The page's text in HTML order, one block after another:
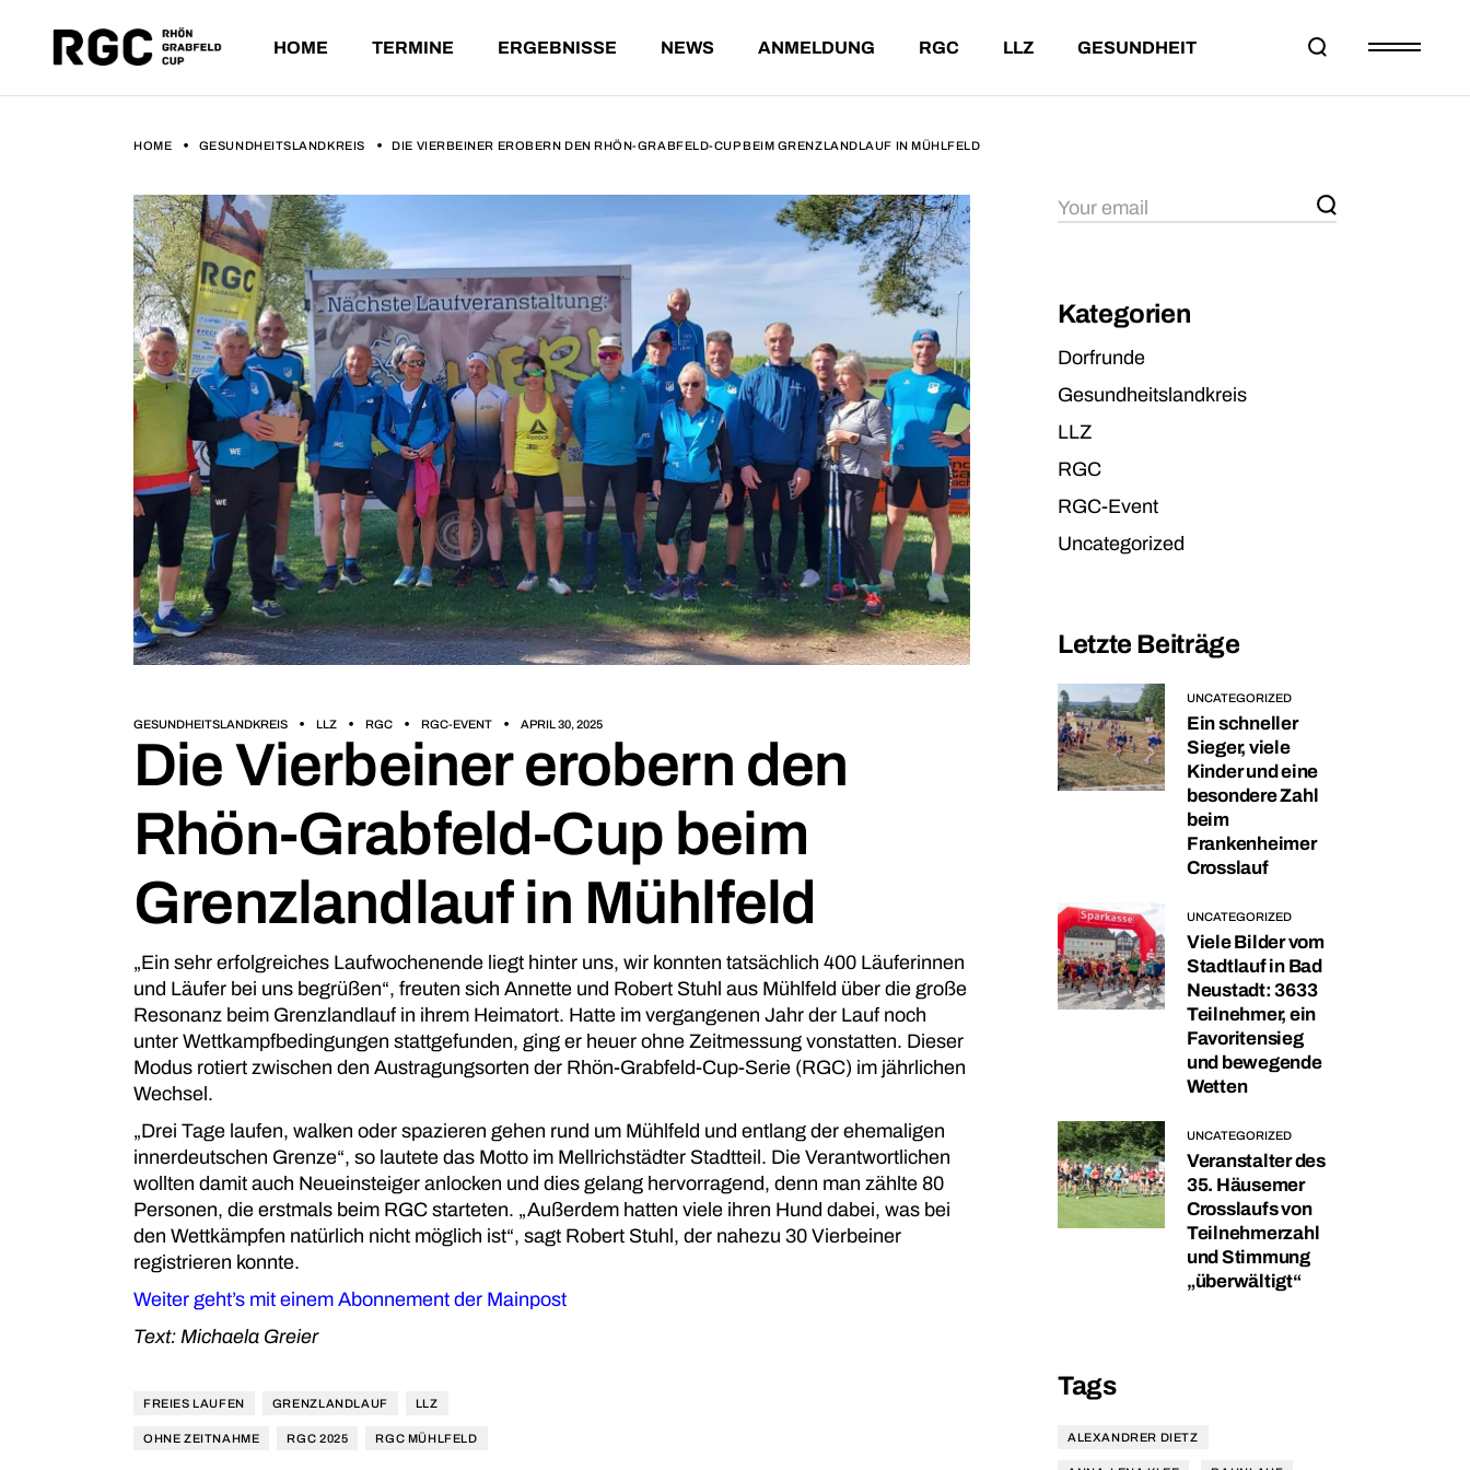
HOME TERMINE
ANSTEHENDE LÄUFE
ERGEBNISSE
ERGEBNISSE AKTUELL
NEWS ANMELDUNG
T-SHIRT-WERTUNG
RGC
TEILNAHMEBED.
ALTERSKLASSEN
LLZ
KONTAKT
GESUNDHEIT
ANSTEHENDE LÄUFEERGEBNISSE AKTUELL T-SHIRT-WERTUNG TEILNAHMEBED.DAS LLZ PROJEKT DORFRUNDE
HOME GESUNDHEITSLANDKREIS DIE VIERBEINER EROBERN DEN RHÖN-GRABFELD-CUP BEIM GRENZLANDLAUF IN MÜHLFELD
GESUNDHEITSLANDKREIS LLZ RGC RGC-EVENT APRIL 30, 2025
Die Vierbeiner erobern den
Rhön-Grabfeld-Cup beim
Grenzlandlauf in Mühlfeld
„Ein sehr erfolgreiches Laufwochenende liegt hinter uns, wir konnten tatsächlich 400 Läuferinnen
und Läufer bei uns begrüßen“, freuten sich Annette und Robert Stuhl aus Mühlfeld über die große
Resonanz beim Grenzlandlauf in ihrem Heimatort. Hatte im vergangenen Jahr der Lauf noch
unter Wettkampfbedingungen stattgefunden, ging er heuer ohne Zeitmessung vonstatten. Dieser
Modus rotiert zwischen den Austragungsorten der Rhön-Grabfeld-Cup-Serie (RGC) im jährlichen
Wechsel.
„Drei Tage laufen, walken oder spazieren gehen rund um Mühlfeld und entlang der ehemaligen
innerdeutschen Grenze“, so lautete das Motto im Mellrichstädter Stadtteil. Die Verantwortlichen
wollten damit auch Neueinsteiger anlocken und dies gelang hervorragend, denn man zählte 80
Personen, die erstmals beim RGC starteten. „Außerdem hatten viele ihren Hund dabei, was bei
den Wettkämpfen natürlich nicht möglich ist“, sagt Robert Stuhl, der nahezu 30 Vierbeiner
registrieren konnte.
Weiter geht’s mit einem Abonnement der Mainpost
Text: Michaela Greier
FREIES LAUFEN GRENZLANDLAUF LLZ
OHNE ZEITNAHME RGC 2025 RGC MÜHLFELD
Kategorien
Dorfrunde
Gesundheitslandkreis
LLZ
RGC
RGC-Event
Uncategorized
Letzte Beiträge
UNCATEGORIZED
Ein schneller
Sieger, viele
Kinder und eine
besondere Zahl
beim
Frankenheimer
Crosslauf
UNCATEGORIZED
Viele Bilder vom
Stadtlauf in Bad
Neustadt: 3633
Teilnehmer, ein
Favoritensieg
und bewegende
Wetten
UNCATEGORIZED
Veranstalter des
35. Häusemer
Crosslaufs von
Teilnehmerzahl
und Stimmung
„überwältigt“
Tags
ALEXANDRER DIETZ